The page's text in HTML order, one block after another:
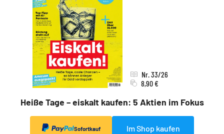
Heiße Tage – eiskalt kaufen: 5 Aktien im Fokus
Nr. 33/26
8,90 €
Sofortkauf Im Shop kaufen